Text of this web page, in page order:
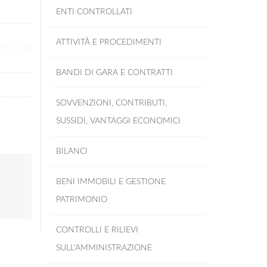
ENTI CONTROLLATI
ATTIVITÀ E PROCEDIMENTI
BANDI DI GARA E CONTRATTI
SOVVENZIONI, CONTRIBUTI,
SUSSIDI, VANTAGGI ECONOMICI
BILANCI
BENI IMMOBILI E GESTIONE
PATRIMONIO
CONTROLLI E RILIEVI
SULL'AMMINISTRAZIONE